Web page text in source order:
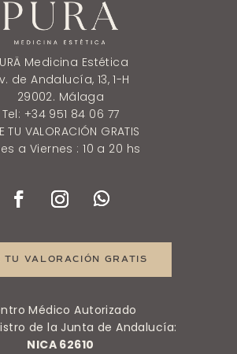
Medicina Estética
de Andalucía, 13, 1-H
29002. Málaga
Tel: +34 951 84 06 77
TU VALORACIÓN GRATIS
a Viernes : 10 a 20 hs
TU VALORACIÓN GRATIS
Médico Autorizado
de la Junta de Andalucía:
NICA 62610